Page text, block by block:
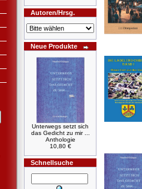
Autoren/Hrsg.
Neue Produkte
Unterwegs setzt sich
das Gedicht zu mir ...
Anthologie
10,80 €
Schnellsuche